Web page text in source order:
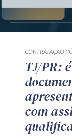
CONTRATAÇÃO
TJ/PR:
com